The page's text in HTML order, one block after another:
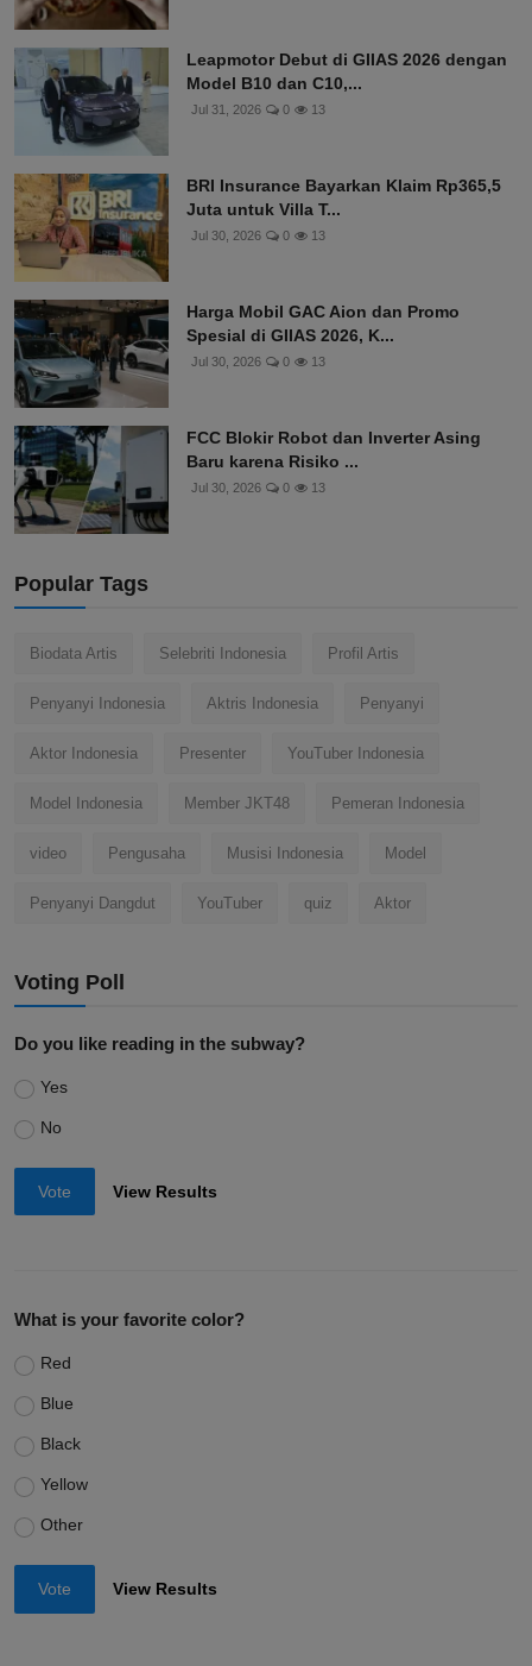
Leapmotor Debut di GIIAS 2026 dengan
Model B10 dan C10,...
Jul 31, 2026 0 13
BRI Insurance Bayarkan Klaim Rp365,5
Juta untuk Villa T...
Jul 30, 2026 0 13
Harga Mobil GAC Aion dan Promo
Spesial di GIIAS 2026, K...
Jul 30, 2026 0 13
FCC Blokir Robot dan Inverter Asing
Baru karena Risiko ...
Jul 30, 2026 0 13
Popular Tags
Biodata Artis Selebriti Indonesia Profil Artis
Penyanyi Indonesia Aktris Indonesia Penyanyi
Aktor Indonesia Presenter YouTuber Indonesia
Model Indonesia Member JKT48 Pemeran Indonesia
video Pengusaha Musisi Indonesia Model
Penyanyi Dangdut YouTuber quiz Aktor
Voting Poll
Do you like reading in the subway?
Yes
No
Vote View Results
What is your favorite color?
Red
Blue
Black
Yellow
Other
Vote View Results